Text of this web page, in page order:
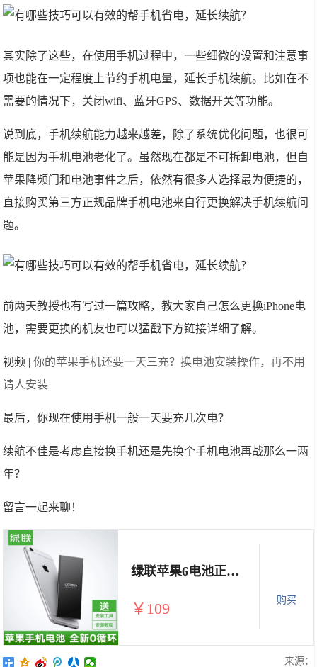
其实除了这些，在使用手机过程中，一些细微的设置和注意事
项也能在一定程度上节约手机电量，延长手机续航。比如在不
需要的情况下，关闭wifi、蓝牙GPS、数据开关等功能。
说到底，手机续航能力越来越差，除了系统优化问题，也很可
能是因为手机电池老化了。虽然现在都是不可拆卸电池，但自
苹果降频门和电池事件之后，依然有很多人选择最为便捷的，
直接购买第三方正规品牌手机电池来自行更换解决手机续航问
题。
前两天教授也有写过一篇攻略，教大家自己怎么更换iPhone电
池，需要更换的机友也可以猛戳下方链接详细了解。
视频 |你的苹果手机还要一天三充？换电池安装操作，再不用
请人安装
最后，你现在使用手机一般一天要充几次电？
续航不佳是考虑直接换手机还是先换个手机电池再战那么一两
年？
留言一起来聊！
绿联苹果6电池正品手机6s大容量原装iPhone通用6plus六6sp换电池
￥109 购买
来源：